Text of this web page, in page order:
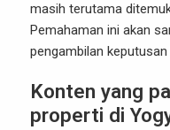
masih terutama
Pemahaman ini akan
pengambilan
Konten yang
properti di